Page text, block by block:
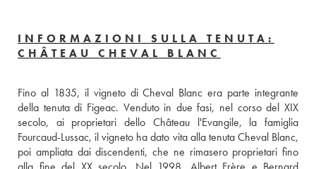
INFORMAZIONI SULLA TENUTA:
CHÂTEAU CHEVAL BLANC
Fino al 1835, il vigneto di Cheval Blanc era parte integrante
della tenuta di Figeac. Venduto in due fasi, nel corso del XIX
secolo, ai proprietari dello Château l'Evangile, la famiglia
Fourcaud-Lussac, il vigneto ha dato vita alla tenuta Cheval Blanc,
poi ampliata dai discendenti, che ne rimasero proprietari fino